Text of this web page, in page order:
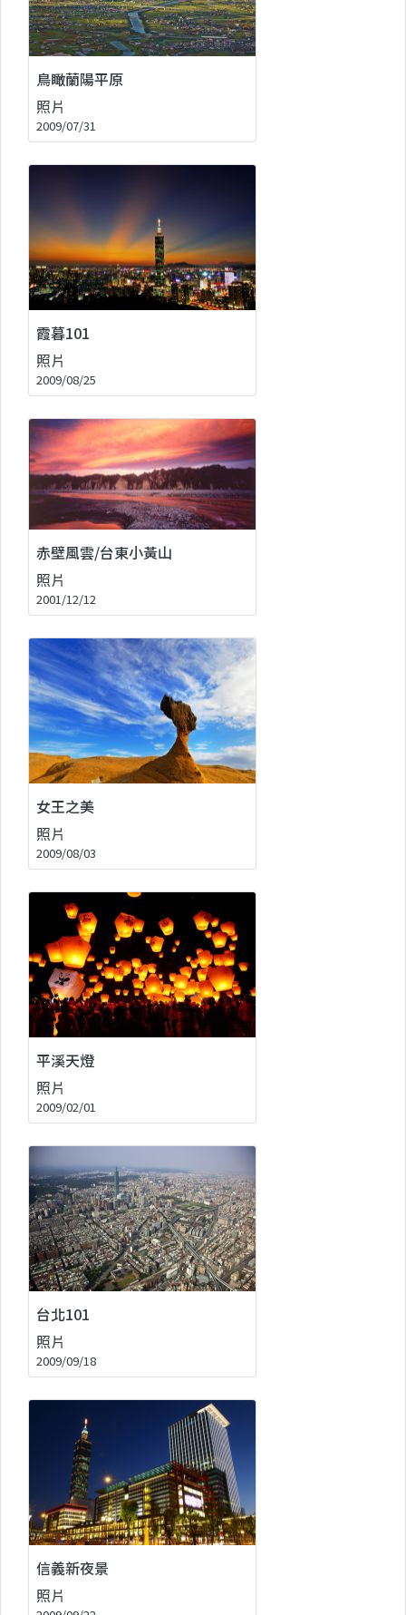
鳥瞰蘭陽平原
照片
2009/07/31
霞暮101
照片
2009/08/25
赤壁風雲/台東小黃山
照片
2001/12/12
女王之美
照片
2009/08/03
平溪天燈
照片
2009/02/01
台北101
照片
2009/09/18
信義新夜景
照片